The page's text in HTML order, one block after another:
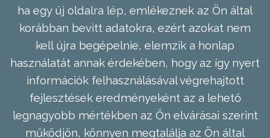
ha egy új oldalra lép, emlékeznek az Ön által
korábban bevitt adatokra, ezért azokat nem
kell újra begépelnie, elemzik a honlap
használatát annak érdekében, hogy az így nyert
információk felhasználásával végrehajtott
fejlesztések eredményeként az a lehető
legnagyobb mértékben az Ön elvárásai szerint
működjön, könnyen megtalálja az Ön által